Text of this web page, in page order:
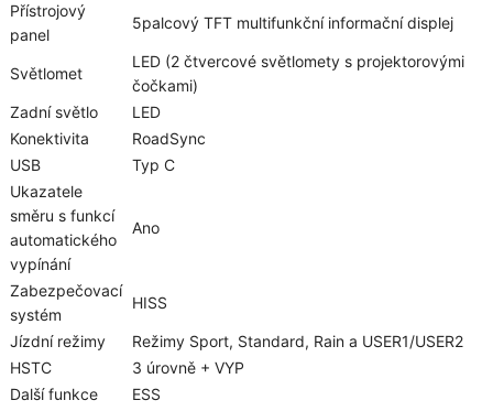
Přístrojový
panel
5palcový TFT multifunkční informační displej
Světlomet
LED (2 čtvercové světlomety s projektorovými
čočkami)
Zadní světlo
LED
Konektivita
RoadSync
USB
Typ C
Ukazatele
směru s funkcí
automatického
vypínání
Ano
Zabezpečovací
systém
HISS
Jízdní režimy
Režimy Sport, Standard, Rain a USER1/USER2
HSTC
3 úrovně + VYP
Další funkce
ESS